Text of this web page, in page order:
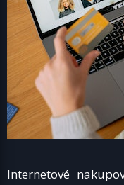
Internetové